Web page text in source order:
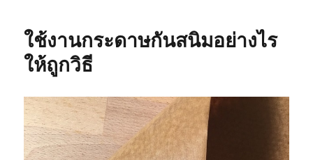
ใช้งานกระดาษกันสนิมอย่างไร
ให้ถูกวิธี